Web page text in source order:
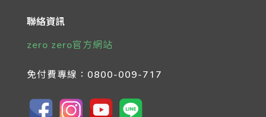
聯絡資訊
zero zero官方網站
免付費專線： 0800-009-717